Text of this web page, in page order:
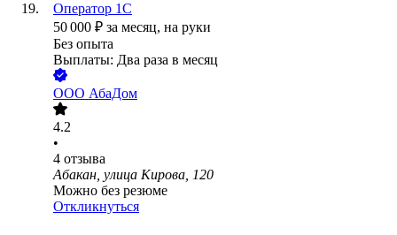
Оператор 1С
50 000 ₽ за месяц, на руки
Без опыта
Выплаты: Два раза в месяц
ООО АбаДом
4.2
•
4 отзыва
Абакан, улица Кирова, 120
Можно без резюме
Откликнуться